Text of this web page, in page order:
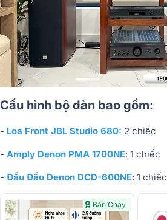
Cấu hình bộ dàn bao gồm:
- Loa Front JBL Studio 680: 2 chiếc
- Amply Denon PMA 1700NE: 1 chiếc
- Đầu Đầu Denon DCD-600NE: 1 chiếc
Bán Chạy